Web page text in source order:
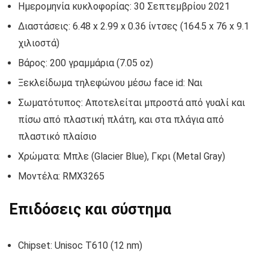
Ημερομηνία κυκλοφορίας: 30 Σεπτεμβρίου 2021
Διαστάσεις: 6.48 x 2.99 x 0.36 ίντσες (164.5 x 76 x 9.1
χιλιοστά)
Βάρος: 200 γραμμάρια (7.05 oz)
Ξεκλείδωμα τηλεφώνου μέσω face id: Ναι
Σωματότυπος: Αποτελείται μπροστά από γυαλί και
πίσω από πλαστική πλάτη, και στα πλάγια από
πλαστικό πλαίσιο
Χρώματα: Μπλε (Glacier Blue), Γκρι (Metal Gray)
Μοντέλα: RMX3265
Επιδόσεις και σύστημα
Chipset: Unisoc T610 (12 nm)